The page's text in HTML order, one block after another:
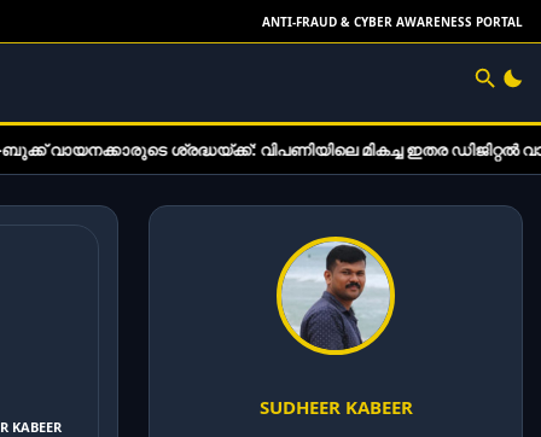
ANTI-FRAUD & CYBER AWARENESS PORTAL
വിപണിയിലെ മികച്ച ഇതര ഡിജിറ്റൽ വായനാ ഉപകരണങ്ങൾ
KABEER
SUDHEER KABEER